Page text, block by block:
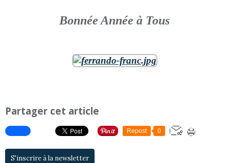
Bonnée Année à Tous
Partager cet article
Repost 0
S'inscrire à la newsletter